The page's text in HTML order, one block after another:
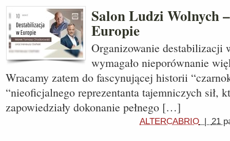
Salon Ludzi Wolnych
Europie
Organizowanie
wymagało nieporównanie
Wracamy zatem do fascynującej historii
“nieoficjalnego reprezentanta tajemniczych sił,
zapowiedziały dokonanie pełnego […]
ALTERCABRIO | 21